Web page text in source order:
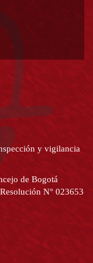
y vigilancia
de Bogotá
N° 023653